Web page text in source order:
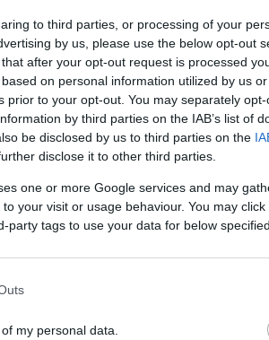
to third parties, or processing of your
by us, please use the below opt-out
after your opt-out request is processed
on personal information utilized by us
prior to your opt-out. You may separately
by third parties on the IAB’s list of
be disclosed by us to third parties on the
disclose it to other third parties.
one or more Google services and may
your visit or usage behaviour. You may
party tags to use your data for below
my personal data.
στον Ολυμπιακό
του Μπόλονι ο Μαουρίσιο
Δείτε όλα τα γκολ